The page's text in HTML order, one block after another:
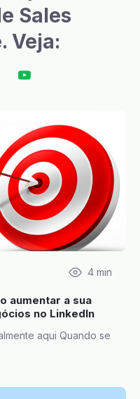
Sales
Veja:
4 min
aumentar a sua
no LinkedIn
aqui Quando se